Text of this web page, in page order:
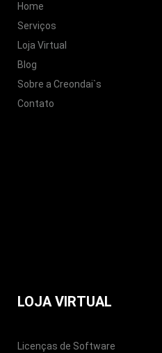
Home
Serviços
Loja Virtual
Blog
Sobre a Creondai`s
Contato
LOJA VIRTUAL
Licenças de Software